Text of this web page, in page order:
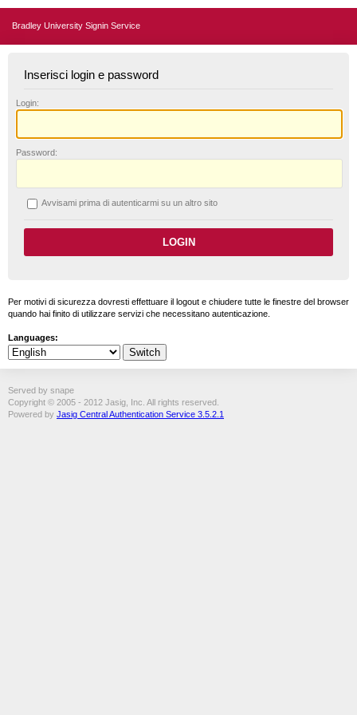
Bradley University Signin Service
Inserisci login e password
L ogin:
Password:
Avvisami prima di autenticarmi su un altro sito
Per motivi di sicurezza dovresti effettuare il logout e chiudere tutte le finestre del browser
quando hai finito di utilizzare servizi che necessitano autenticazione.
Languages:
Served by snape
Copyright © 2005 - 2012 Jasig, Inc. All rights reserved.
Powered by Jasig Central Authentication Service 3.5.2.1